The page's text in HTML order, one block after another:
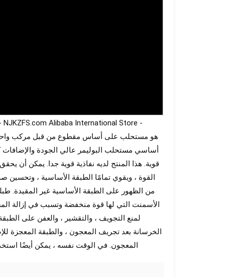
أساسي مستحلب البوليمر عالي الجودة والإضافات
قوية. هذا المنتج لديه نفاذية قوية جدا. يمكن أن
القوة ، ويقوي تمامًا الطبقة الأساسية ، وتحسين
من الظهور على الطبقة الأساسية غير المقيدة.
الأسمنت التي لها قوة منخفضة وتسبب في إزالة
لمنع التجويف ، والتقشير ، والعفن على
الخرسانة بعد تجريف المعجون ، والطبقة المعجزة
المعجون. في الوقت نفسه ، يمكن أيضًا